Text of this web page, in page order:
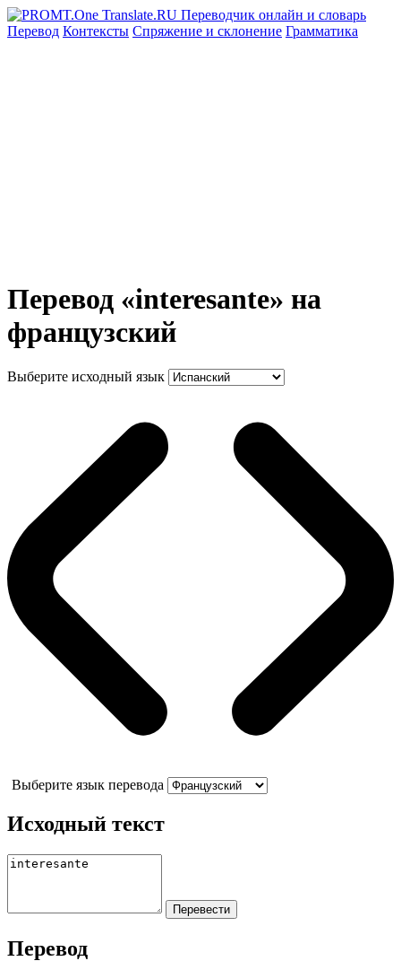
Перевод Контексты Спряжение и склонение Грамматика
Перевод «interesante» на
французский
Выберите исходный язык
Выберите язык перевода
Исходный текст
Перевод